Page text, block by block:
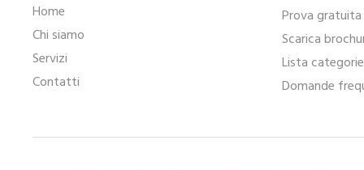
Home
Chi siamo
Servizi
Contatti
Prova gratuita
Scarica
Lista
Domande